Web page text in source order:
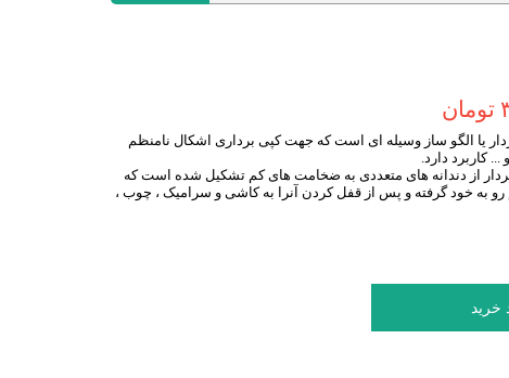
یا الگو ساز وسیله ای است که جهت کپی برداری اشکال نامنظم
کاربرد دارد.
بردار از دندانه های متعددی به ضخامت های کم تشکیل شده است که
به خود گرفته و پس از قفل کردن آنرا به کاشی و سرامیک ، چوب ،
خرید